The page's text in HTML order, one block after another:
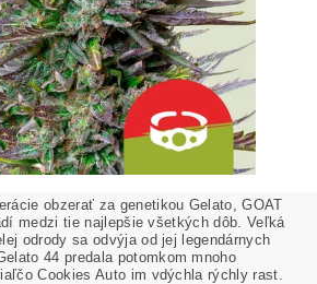
obzerať za genetikou Gelato, GOAT
medzi tie najlepšie všetkých dôb. Veľká
odrody sa odvýja od jej legendárnych
44 predala potomkom mnoho
Cookies Auto im vdýchla rýchly rast.